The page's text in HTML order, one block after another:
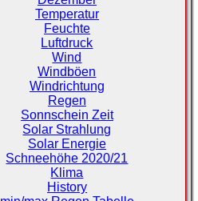
Temperatur
Feuchte
Luftdruck
Wind
Windböen
Windrichtung
Regen
Sonnschein Zeit
Solar Strahlung
Solar Energie
Schneehöhe 2020/21
Klima
History